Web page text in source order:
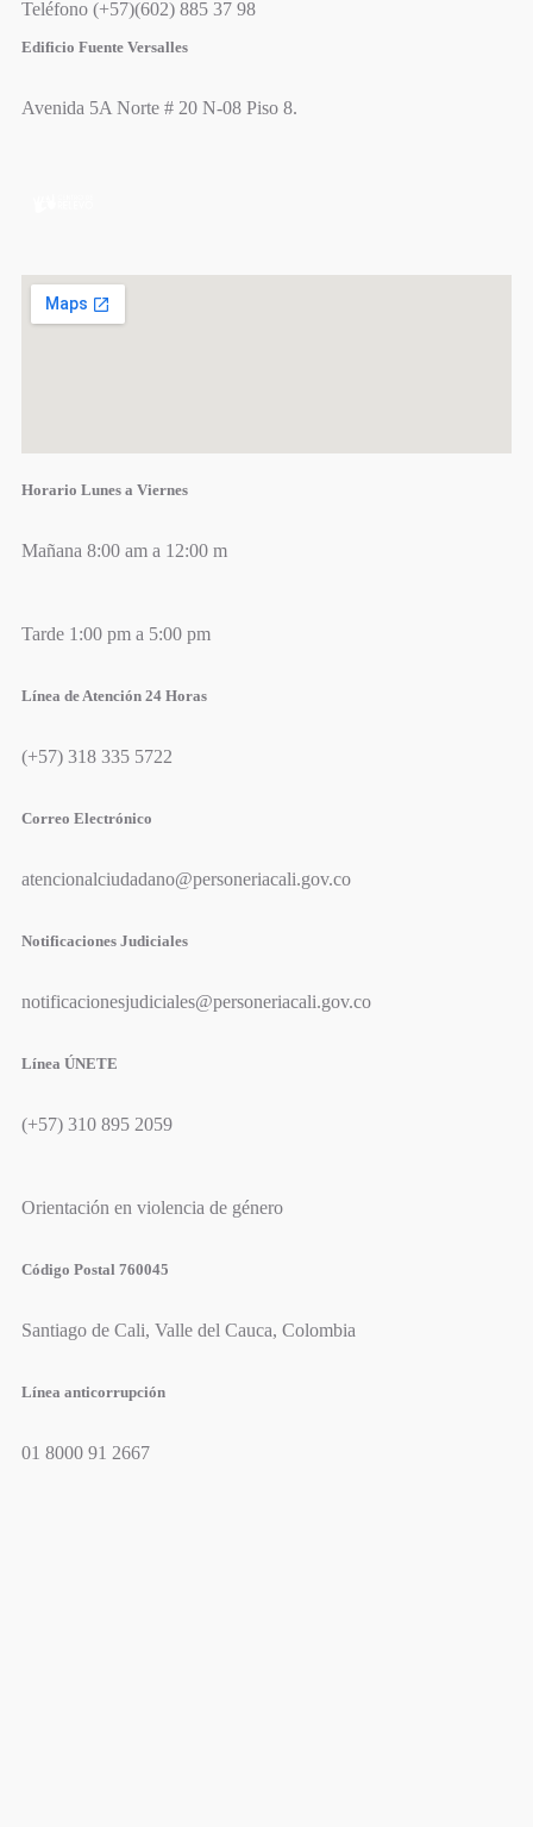
Teléfono (+57)(602) 885 37 98
Edificio Fuente Versalles
Avenida 5A Norte # 20 N-08 Piso 8.
Horario Lunes a Viernes
Mañana 8:00 am a 12:00 m
Tarde 1:00 pm a 5:00 pm
Línea de Atención 24 Horas
(+57) 318 335 5722
Correo Electrónico
atencionalciudadano@personeriacali.gov.co
Notificaciones Judiciales
notificacionesjudiciales@personeriacali.gov.co
Línea ÚNETE
(+57) 310 895 2059
Orientación en violencia de género
Código Postal 760045
Santiago de Cali, Valle del Cauca, Colombia
Línea anticorrupción
01 8000 91 2667